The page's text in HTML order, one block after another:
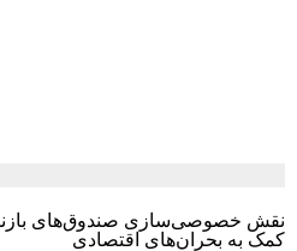
نقش خصوصی‌سازی صندوق‌های
کمک به بحران‌های اقتصادی